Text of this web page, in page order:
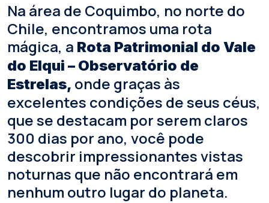
Na área de Coquimbo, no norte do
Chile, encontramos uma rota
mágica, a Rota Patrimonial do Vale
do Elqui – Observatório de
Estrelas, onde graças às
excelentes condições de seus céus,
que se destacam por serem claros
300 dias por ano, você pode
descobrir impressionantes vistas
noturnas que não encontrará em
nenhum outro lugar do planeta.